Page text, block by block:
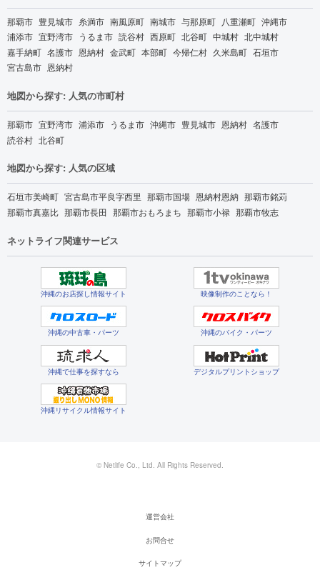
那覇市 豊見城市 糸満市 南風原町 南城市 与那原町 八重瀬町 沖縄市
浦添市 宜野湾市 うるま市 読谷村 西原町 北谷町 中城村 北中城村
嘉手納町 名護市 恩納村 金武町 本部町 今帰仁村 久米島町 石垣市
宮古島市 恩納村
地図から探す: 人気の市町村
那覇市 宜野湾市 浦添市 うるま市 沖縄市 豊見城市 恩納村 名護市
読谷村 北谷町
地図から探す: 人気の区域
石垣市美崎町 宮古島市平良字西里 那覇市国場 恩納村恩納 那覇市銘苅
那覇市真嘉比 那覇市長田 那覇市おもろまち 那覇市小禄 那覇市牧志
ネットライフ関連サービス
沖縄のお店探し情報サイト 映像制作のことなら！
沖縄の中古車・パーツ 沖縄のバイク・パーツ
沖縄で仕事を探すなら デジタルプリントショップ
沖縄リサイクル情報サイト
© Netlife Co., Ltd. All Rights Reserved.
運営会社
お問合せ
サイトマップ